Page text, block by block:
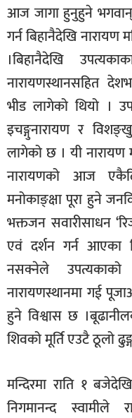
आज जागा हुनुहुने
गर्न बिहानैदेखि नारायण
।बिहानैदेखि
नारायणस्थानसहित
भीड लागेको थियो ।
इचङ्गुनारायण र
लागेको छ । यी नारायण
नारायणको आज
मनोकाङ्क्षा पूरा हुने
भक्तजन सवारीसाधन
एवं दर्शन गर्न आएका
नसक्नेले उपत्यकाको
नारायणस्थानमा गई
हुने विश्वास छ
शिवको मूर्ति एउटै ठूलो
मन्दिरमा राति १
निगमानन्द स्वामीले